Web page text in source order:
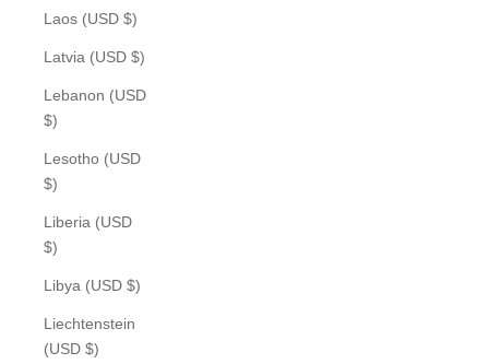
Laos (USD $)
Latvia (USD $)
Lebanon (USD
$)
Lesotho (USD
$)
Liberia (USD
$)
Libya (USD $)
Liechtenstein
(USD $)